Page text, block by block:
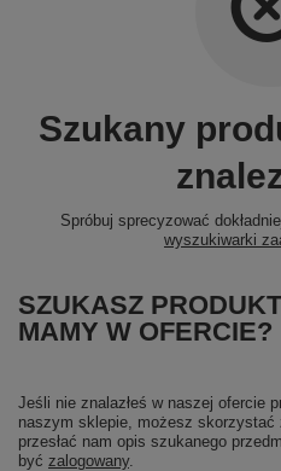
Szukany
Spróbuj sprecyzować
wyszukiwarki
SZUKASZ
MAMY W OFERCIE?
Jeśli nie znalazłeś w naszej ofercie
naszym sklepie, możesz skorzystać
przesłać nam opis szukanego
być zalogowany.